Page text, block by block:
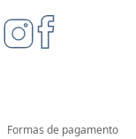
Formas de pagamento